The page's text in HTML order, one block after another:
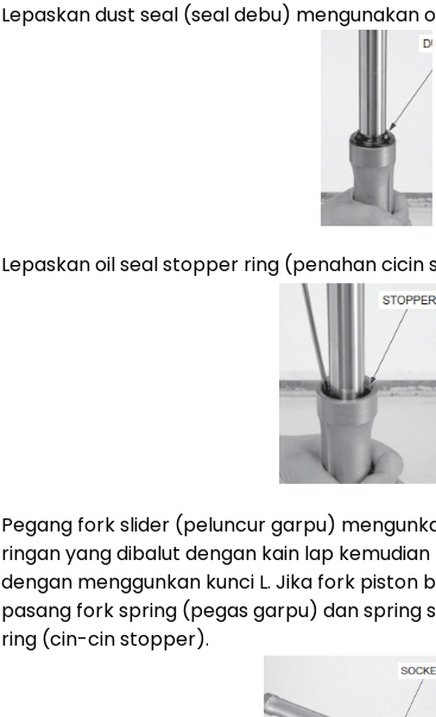
Lepaskan dust seal (seal debu) mengunakan
Lepaskan oil seal stopper ring (penahan cicin
Pegang fork slider (peluncur garpu)
ringan yang dibalut dengan kain lap
dengan menggunkan kunci L. Jika fork
pasang fork spring (pegas garpu) dan
ring (cin-cin stopper).